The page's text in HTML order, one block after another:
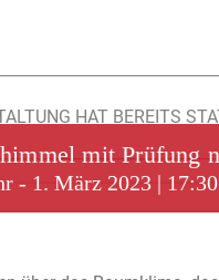
HAT BEREITS
mit Prüfung
- 1. März 2023 |